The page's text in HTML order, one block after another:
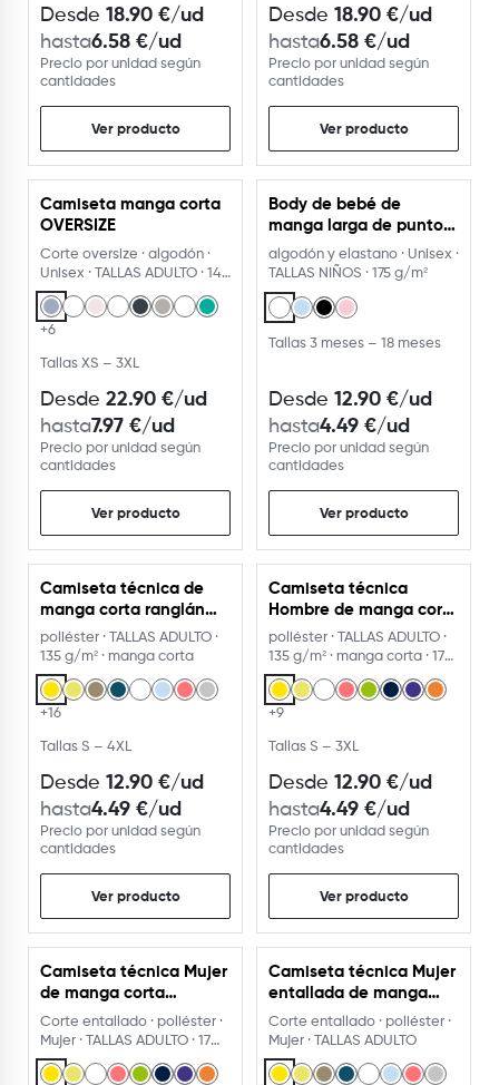
Desde 18.90 €/ud
hasta6.58 €/ud
Precio por unidad según
cantidades
Ver producto
Desde 18.90 €/ud
hasta6.58 €/ud
Precio por unidad según
cantidades
Ver producto
USA EL PERSONALIZADOR
Camiseta manga corta
OVERSIZE
Corte oversize · algodón ·
Unisex · TALLAS ADULTO · 14
colores
+6
Tallas XS – 3XL
Desde 22.90 €/ud
hasta7.97 €/ud
Precio por unidad según
cantidades
Ver producto
Body de bebé de
manga larga de punto
liso
algodón y elastano · Unisex ·
TALLAS NIÑOS · 175 g/m²
Tallas 3 meses – 18 meses
Desde 12.90 €/ud
hasta4.49 €/ud
Precio por unidad según
cantidades
Ver producto
Camiseta técnica de
manga corta ranglán
135
poliéster · TALLAS ADULTO ·
135 g/m² · manga corta
+16
Tallas S – 4XL
Desde 12.90 €/ud
hasta4.49 €/ud
Precio por unidad según
cantidades
Ver producto
Camiseta técnica
Hombre de manga corta
de poliéster 135g
poliéster · TALLAS ADULTO ·
135 g/m² · manga corta · 17
colores
+9
Tallas S – 3XL
Desde 12.90 €/ud
hasta4.49 €/ud
Precio por unidad según
cantidades
Ver producto
Camiseta técnica Mujer
de manga corta
entallada de poliéster
Corte entallado · poliéster ·
Mujer · TALLAS ADULTO · 17
colores
Camiseta técnica Mujer
entallada de manga
corta ranglán
Corte entallado · poliéster ·
Mujer · TALLAS ADULTO